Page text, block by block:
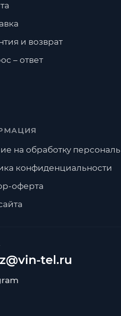
tel.ru
и возврат
– ответ
на обработку
конфиденциальности
оферта